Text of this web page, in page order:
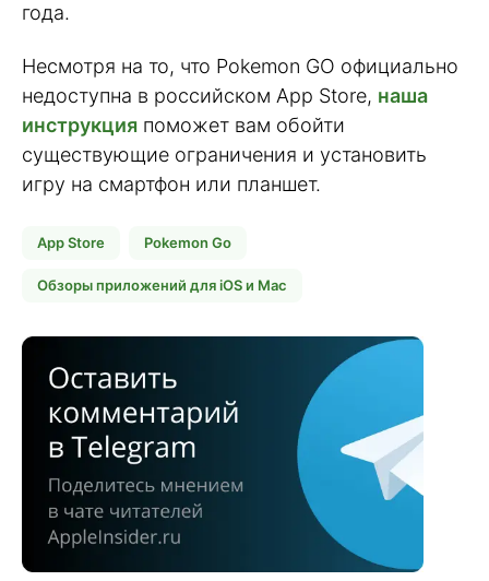
года.
Несмотря на то, что Pokemon GO официально
недоступна в российском App Store, наша
инструкция поможет вам обойти
существующие ограничения и установить
игру на смартфон или планшет.
App Store Pokemon Go
Обзоры приложений для iOS и Mac